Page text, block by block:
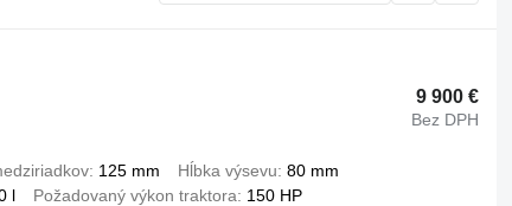
9 900 €
Bez DPH
125 mm Hĺbka výsevu 80 mm
l Požadovaný výkon traktora
150 HP